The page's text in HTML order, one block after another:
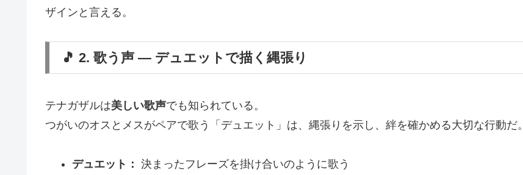
ザインと言える。
🎵 2. 歌う声 ― デュエットで描く縄張り
テナガザルは美しい歌声でも知られている。
つがいのオスとメスがペアで歌う「デュエット」は、縄張りを示し、絆を確かめる大切な行動だ。
デュエット： 決まったフレーズを掛け合いのように歌う